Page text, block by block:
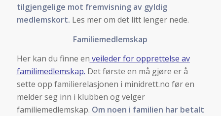
tilgjengelige mot fremvisning av gyldig
medlemskort. Les mer om det litt lenger nede.
Familiemedlemskap
Her kan du finne en veileder for opprettelse av
familimedlemskap. Det første en må gjøre er å
sette opp familierelasjonen i minidrett.no før en
melder seg inn i klubben og velger
familiemedlemskap. Om noen i familien har betalt